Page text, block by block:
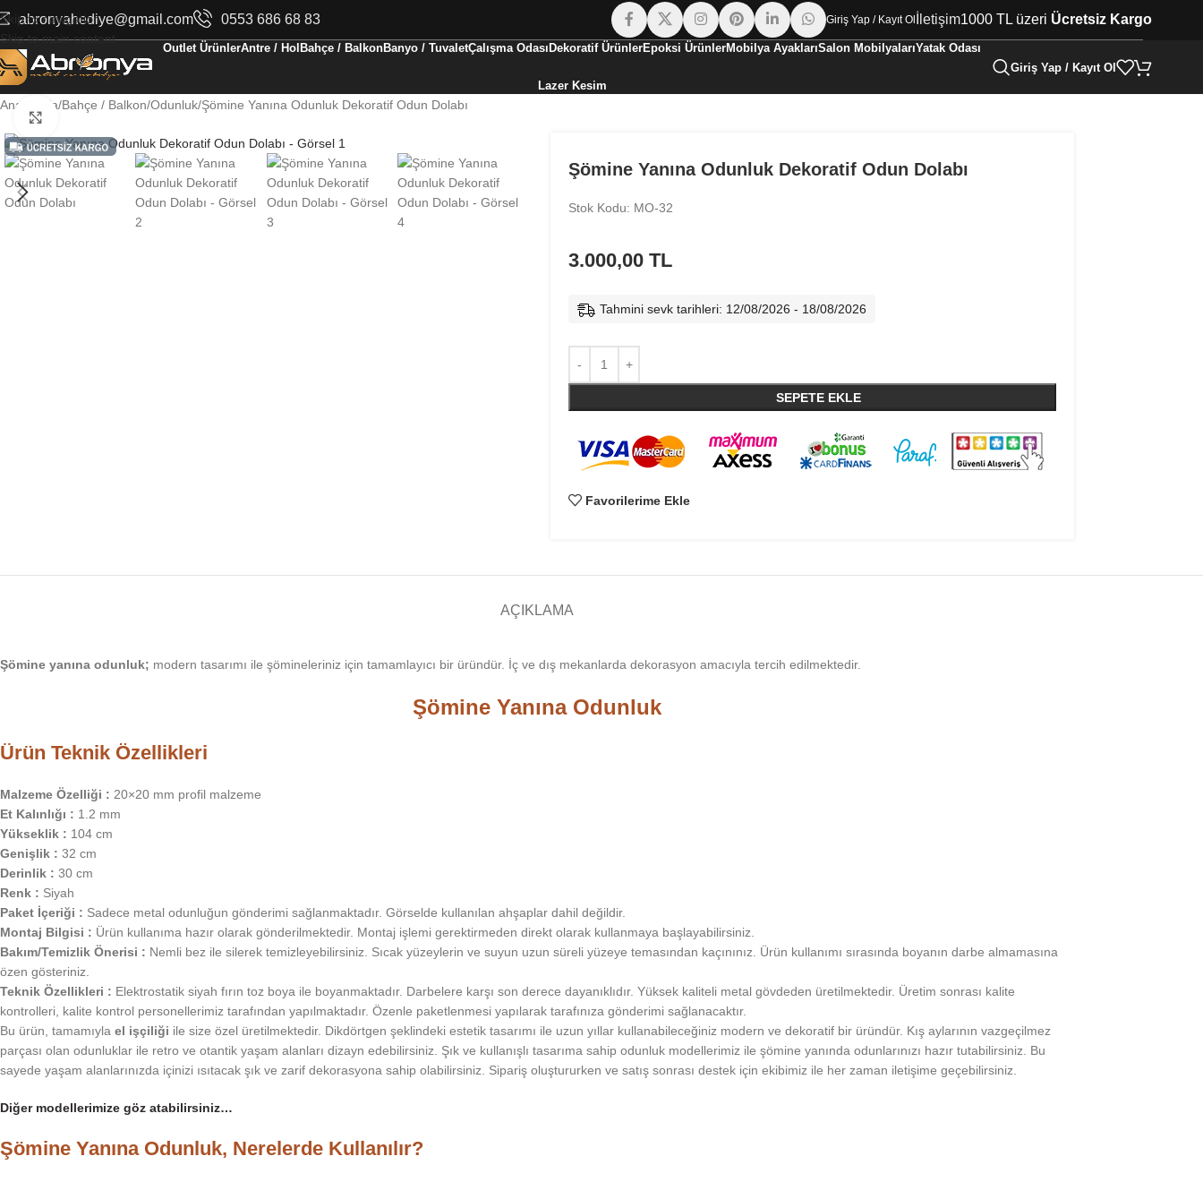
Skip to navigation
Skip to main content
abronyahediye@gmail.com 0553 686 68 83 Giriş Yap / Kayıt Ol İletişim1000 TL üzeri Ücretsiz Kargo
Outlet ÜrünlerAntre / Hol Bahçe / BalkonBanyo / TuvaletÇalışma Odası Dekoratif ÜrünlerEpoksi ÜrünlerMobilya AyaklarıSalon MobilyalarıYatak Odası
Lazer Kesim
Giriş Yap / Kayıt Ol
Ana Sayfa Bahçe / Balkon Odunluk Şömine Yanına Odunluk Dekoratif Odun Dolabı
Büyüt
Şömine Yanına Odunluk Dekoratif Odun Dolabı
Stok Kodu: MO-32
3.000,00 TL
Tahmini sevk tarihleri: 12/08/2026 - 18/08/2026
SEPETE EKLE
Favorilerime Ekle
AÇIKLAMA
Şömine yanına odunluk; modern tasarımı ile şömineleriniz için tamamlayıcı bir üründür. İç ve dış mekanlarda dekorasyon amacıyla tercih edilmektedir.
Şömine Yanına Odunluk
Ürün Teknik Özellikleri
Malzeme Özelliği : 20×20 mm profil malzeme
Et Kalınlığı : 1.2 mm
Yükseklik : 104 cm
Genişlik : 32 cm
Derinlik : 30 cm
Renk : Siyah
Paket İçeriği : Sadece metal odunluğun gönderimi sağlanmaktadır. Görselde kullanılan ahşaplar dahil değildir.
Montaj Bilgisi : Ürün kullanıma hazır olarak gönderilmektedir. Montaj işlemi gerektirmeden direkt olarak kullanmaya başlayabilirsiniz.
Bakım/Temizlik Önerisi : Nemli bez ile silerek temizleyebilirsiniz. Sıcak yüzeylerin ve suyun uzun süreli yüzeye temasından kaçınınız. Ürün kullanımı sırasında boyanın darbe almamasına
özen gösteriniz.
Teknik Özellikleri : Elektrostatik siyah fırın toz boya ile boyanmaktadır. Darbelere karşı son derece dayanıklıdır. Yüksek kaliteli metal gövdeden üretilmektedir. Üretim sonrası kalite
kontrolleri, kalite kontrol personellerimiz tarafından yapılmaktadır. Özenle paketlenmesi yapılarak tarafınıza gönderimi sağlanacaktır.
Bu ürün, tamamıyla el işçiliği ile size özel üretilmektedir. Dikdörtgen şeklindeki estetik tasarımı ile uzun yıllar kullanabileceğiniz modern ve dekoratif bir üründür. Kış aylarının vazgeçilmez
parçası olan odunluklar ile retro ve otantik yaşam alanları dizayn edebilirsiniz. Şık ve kullanışlı tasarıma sahip odunluk modellerimiz ile şömine yanında odunlarınızı hazır tutabilirsiniz. Bu
sayede yaşam alanlarınızda içinizi ısıtacak şık ve zarif dekorasyona sahip olabilirsiniz. Sipariş oluştururken ve satış sonrası destek için ekibimiz ile her zaman iletişime geçebilirsiniz.
Diğer modellerimize göz atabilirsiniz…
Şömine Yanına Odunluk, Nerelerde Kullanılır?